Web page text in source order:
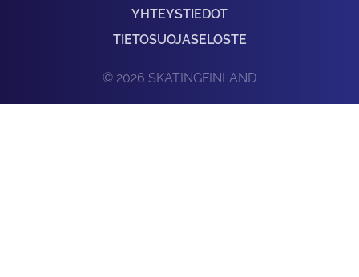
YHTEYSTIEDOT
TIETOSUOJASELOSTE
© 2026 SKATINGFINLAND